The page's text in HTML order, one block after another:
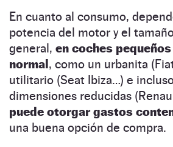
En cuanto al consumo,
potencia del motor y el
general, en coches
normal, como un urbanita
utilitario (Seat Ibiza…) e
dimensiones reducidas
puede otorgar gastos
una buena opción de compra.